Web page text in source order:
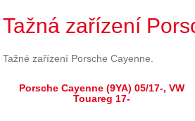
Tažná zařízení
Tažné zařízení Porsche Cayenne.
Porsche Cayenne (9YA) 05/17-, VW
Touareg 17-